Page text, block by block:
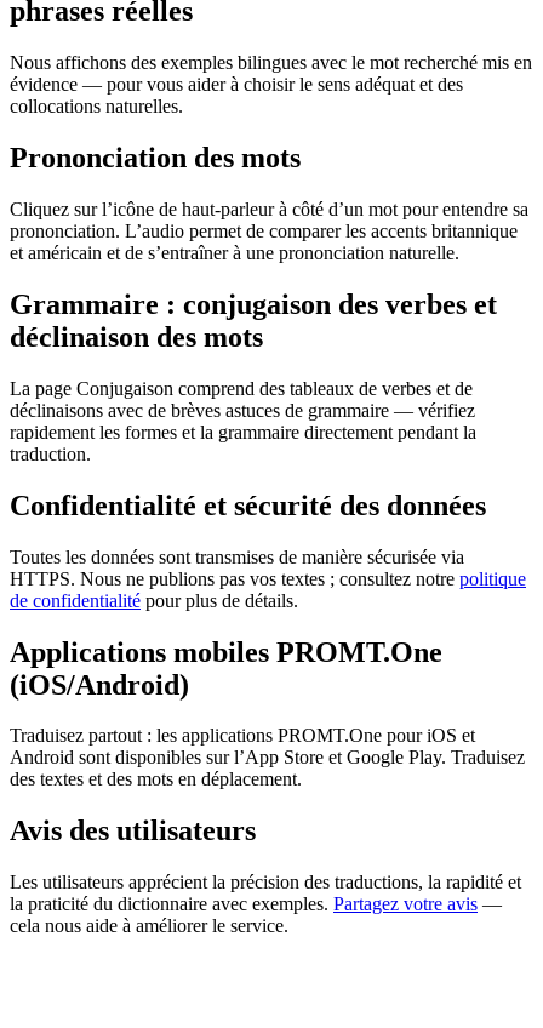
phrases réelles
Nous affichons des exemples bilingues avec le mot recherché mis en
évidence — pour vous aider à choisir le sens adéquat et des
collocations naturelles.
Prononciation des mots
Cliquez sur l’icône de haut-parleur à côté d’un mot pour entendre sa
prononciation. L’audio permet de comparer les accents britannique
et américain et de s’entraîner à une prononciation naturelle.
Grammaire : conjugaison des verbes et
déclinaison des mots
La page Conjugaison comprend des tableaux de verbes et de
déclinaisons avec de brèves astuces de grammaire — vérifiez
rapidement les formes et la grammaire directement pendant la
traduction.
Confidentialité et sécurité des données
Toutes les données sont transmises de manière sécurisée via
HTTPS. Nous ne publions pas vos textes ; consultez notre politique
de confidentialité pour plus de détails.
Applications mobiles PROMT.One
(iOS/Android)
Traduisez partout : les applications PROMT.One pour iOS et
Android sont disponibles sur l’App Store et Google Play. Traduisez
des textes et des mots en déplacement.
Avis des utilisateurs
Les utilisateurs apprécient la précision des traductions, la rapidité et
la praticité du dictionnaire avec exemples. Partagez votre avis —
cela nous aide à améliorer le service.